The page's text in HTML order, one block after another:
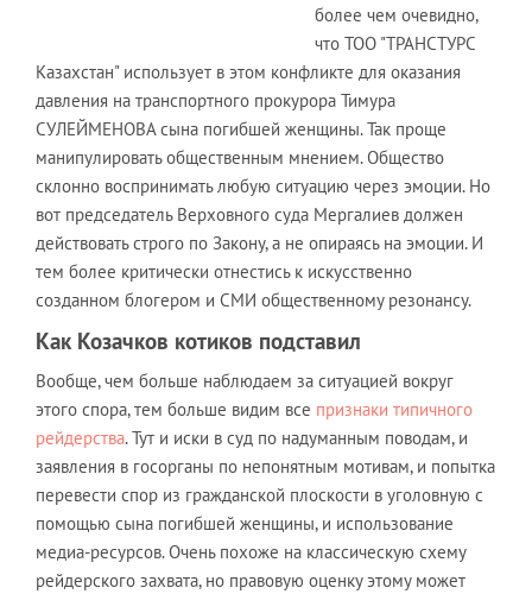
более чем очевидно,
что ТОО "ТРАНСТУРС
Казахстан" использует в этом конфликте для оказания
давления на транспортного прокурора Тимура
СУЛЕЙМЕНОВА сына погибшей женщины. Так проще
манипулировать общественным мнением. Общество
склонно воспринимать любую ситуацию через эмоции. Но
вот председатель Верховного суда Мергалиев должен
действовать строго по Закону, а не опираясь на эмоции. И
тем более критически отнестись к искусственно
созданном блогером и СМИ общественному резонансу.
Как Козачков котиков подставил
Вообще, чем больше наблюдаем за ситуацией вокруг
этого спора, тем больше видим все признаки типичного
рейдерства. Тут и иски в суд по надуманным поводам, и
заявления в госорганы по непонятным мотивам, и попытка
перевести спор из гражданской плоскости в уголовную с
помощью сына погибшей женщины, и использование
медиа-ресурсов. Очень похоже на классическую схему
рейдерского захвата, но правовую оценку этому может